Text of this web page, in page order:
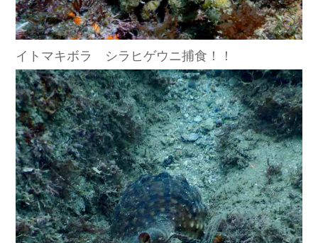
イトマキボラ シラヒゲウニ捕食！！